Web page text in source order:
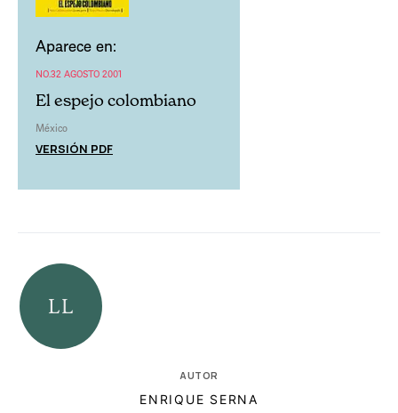
Aparece en:
NO.32 AGOSTO 2001
El espejo colombiano
México
VERSIÓN PDF
AUTOR
ENRIQUE SERNA